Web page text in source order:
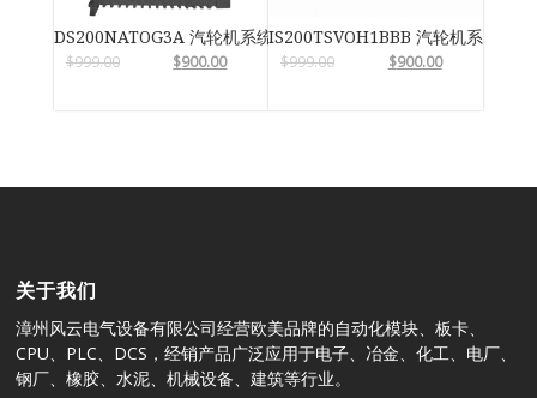
DS200NATOG3A 汽轮机系统卡件
$999.00 $900.00
IS200TSVOH1BBB 汽轮机系统卡件
$999.00 $900.00
关于我们
漳州风云电气设备有限公司经营欧美品牌的自动化模块、板卡、
CPU、PLC、DCS，经销产品广泛应用于电子、冶金、化工、电厂、
钢厂、橡胶、水泥、机械设备、建筑等行业。